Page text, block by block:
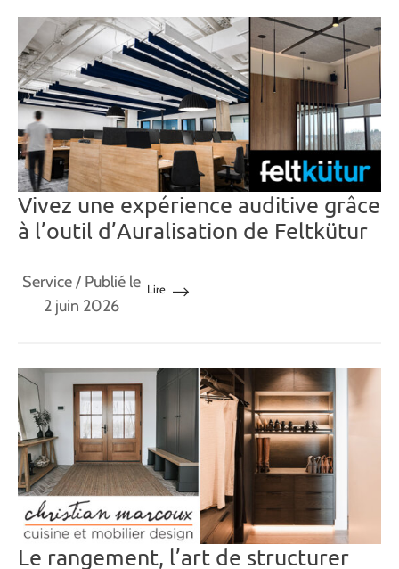
Vivez une expérience auditive grâce
à l’outil d’Auralisation de Feltkütur
Service/ Publié le
2 juin 2026
Lire
Le rangement, l’art de structurer